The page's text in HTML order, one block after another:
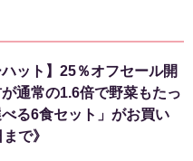
ハット】25％オフセール開
通常の1.6倍で野菜もたっ
る6食セット」がお買い
で》